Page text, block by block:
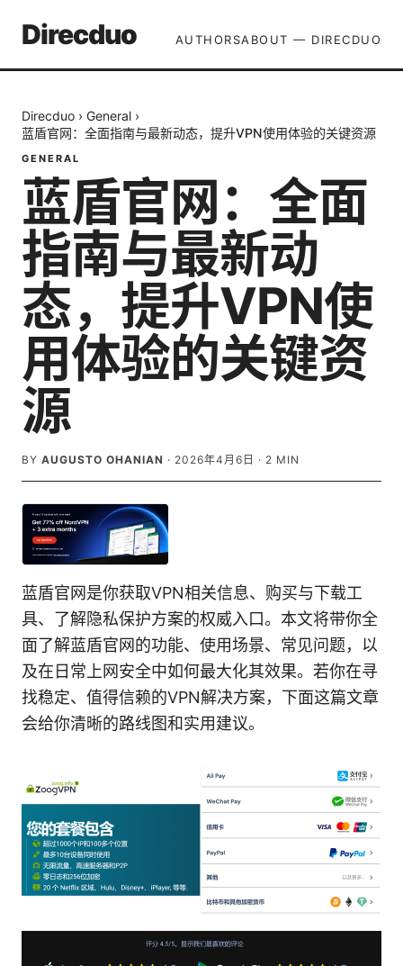
Direcduo AUTHORSABOUT — DIRECDUO
Direcduo › General ›
蓝盾官网：全面指南与最新动态，提升VPN使用体验的关键资源
GENERAL
蓝盾官网：全面
指南与最新动
态，提升VPN使
用体验的关键资
源
BY AUGUSTO OHANIAN · 2026年4月6日 · 2 MIN
蓝盾官网是你获取VPN相关信息、购买与下载工
具、了解隐私保护方案的权威入口。本文将带你全
面了解蓝盾官网的功能、使用场景、常见问题，以
及在日常上网安全中如何最大化其效果。若你在寻
找稳定、值得信赖的VPN解决方案，下面这篇文章
会给你清晰的路线图和实用建议。